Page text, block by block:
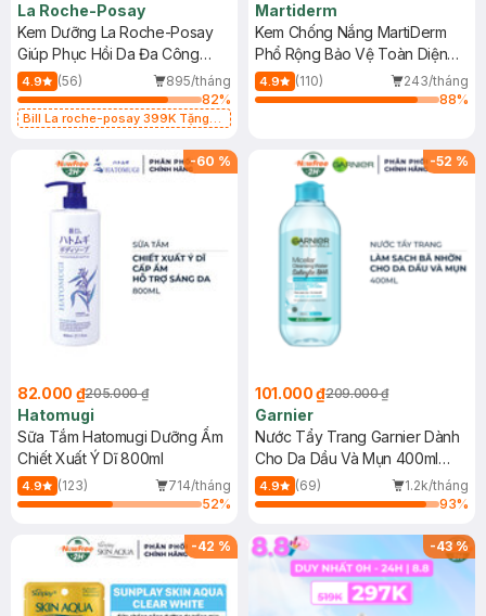
La Roche-Posay
Kem Dưỡng La Roche-Posay
Giúp Phục Hồi Da Đa Công
Dụng 40ml
4.9 (56)
895/tháng
82%
Bill La roche-posay 399K Tặng
(SL có hạn)
Martiderm
Kem Chống Nắng MartiDerm
Phổ Rộng Bảo Vệ Toàn Diện
40ml
4.9 (110)
243/tháng
88%
-60 %
82.000 ₫205.000 ₫
Hatomugi
Sữa Tắm Hatomugi Dưỡng Ẩm
Chiết Xuất Ý Dĩ 800ml
4.9 (123)
714/tháng
52%
-52 %
101.000 ₫209.000 ₫
Garnier
Nước Tẩy Trang Garnier Dành
Cho Da Dầu Và Mụn 400ml
(Mới)
4.9 (69)
1.2k/tháng
93%
-42 % -43%